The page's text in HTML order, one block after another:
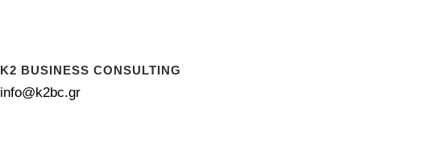
K2 BUSINESS CONSULTING
info@k2bc.gr